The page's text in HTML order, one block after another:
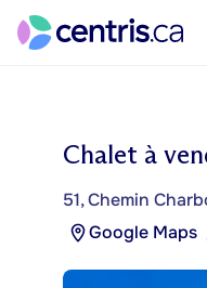
Chalet à
51, Chemin
Google Maps